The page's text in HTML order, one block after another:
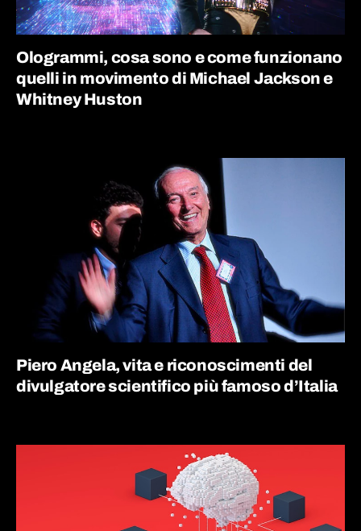
Ologrammi, cosa sono e come funzionano
quelli in movimento di Michael Jackson e
Whitney Huston
Piero Angela, vita e riconoscimenti del
divulgatore scientifico più famoso d’Italia